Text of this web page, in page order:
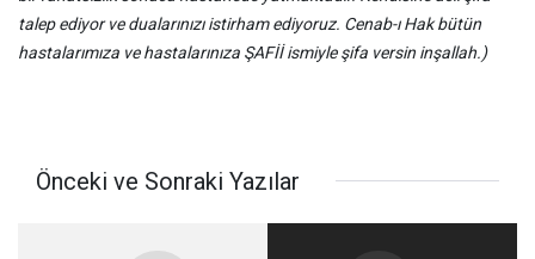
talep ediyor ve dualarınızı istirham ediyoruz. Cenab-ı Hak bütün
hastalarımıza ve hastalarınıza ŞAFİİ ismiyle şifa versin inşallah.)
Önceki ve Sonraki Yazılar